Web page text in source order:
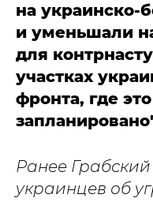
на украинско-
и уменьшали
для
участках
фронта, где
Ранее
украинцев об